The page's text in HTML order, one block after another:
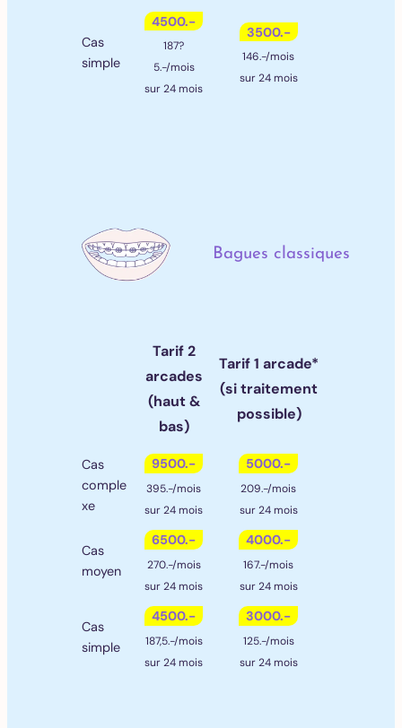
Cas
simple
4500.-
187?
5.-/mois
sur 24 mois
3500.-
146.-/mois
sur 24 mois
Bagues classiques
Tarif 2
arcades
(haut &
bas)
Tarif 1 arcade*
(si traitement
possible)
Cas
comple
xe
9500.-
395.-/mois
sur 24 mois
5000.-
209.-/mois
sur 24 mois
Cas
moyen
6500.-
270.-/mois
sur 24 mois
4000.-
167.-/mois
sur 24 mois
Cas
simple
4500.-
187,5.-/mois
sur 24 mois
3000.-
125.-/mois
sur 24 mois